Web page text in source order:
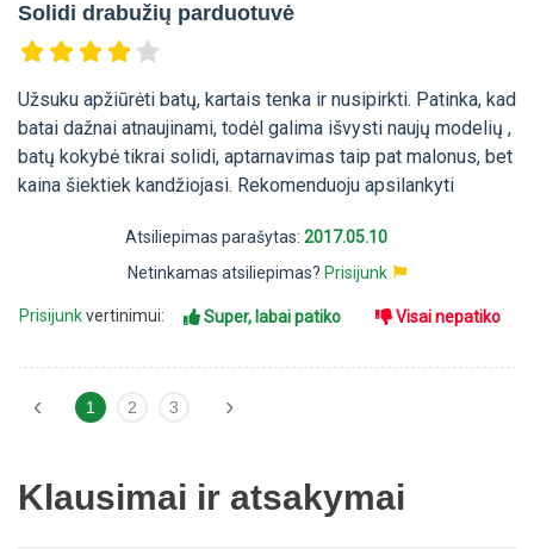
Solidi drabužių parduotuvė
Užsuku apžiūrėti batų, kartais tenka ir nusipirkti. Patinka, kad
batai dažnai atnaujinami, todėl galima išvysti naujų modelių ,
batų kokybė tikrai solidi, aptarnavimas taip pat malonus, bet
kaina šiektiek kandžiojasi. Rekomenduoju apsilankyti
Atsiliepimas parašytas: 2017.05.10
Netinkamas atsiliepimas? Prisijunk
Prisijunkvertinimui: Super, labai patiko Visai nepatiko
‹ 1 2 3 ›
Klausimai ir atsakymai